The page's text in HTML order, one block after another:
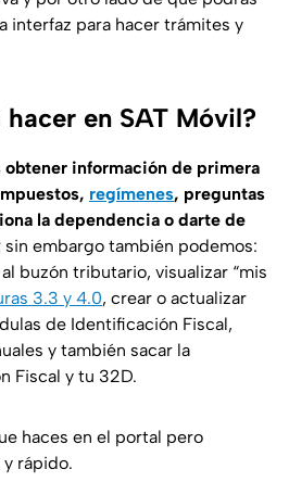
interfaz para hacer trámites y
en SAT Móvil?
información de primera
regímenes, preguntas
la dependencia o darte de
sin embargo también podemos:
buzón tributario, visualizar “mis
3.3 y 4.0, crear o actualizar
de Identificación Fiscal,
y también sacar la
Fiscal y tu 32D.
haces en el portal pero
rápido.